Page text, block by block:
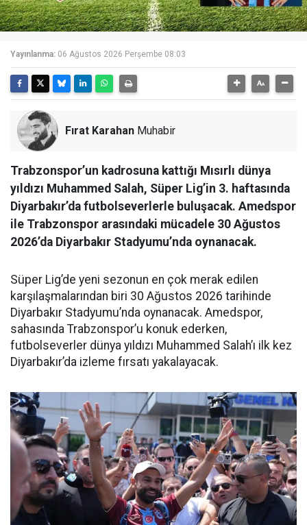
Yayınlanma: 06 Ağustos 2026 Perşembe 08:03
Fırat Karahan Muhabir
Trabzonspor’un kadrosuna kattığı Mısırlı dünya
yıldızı Muhammed Salah, Süper Lig’in 3. haftasında
Diyarbakır’da futbolseverlerle buluşacak. Amedspor
ile Trabzonspor arasındaki mücadele 30 Ağustos
2026’da Diyarbakır Stadyumu’nda oynanacak.
Süper Lig’de yeni sezonun en çok merak edilen
karşılaşmalarından biri 30 Ağustos 2026 tarihinde
Diyarbakır Stadyumu’nda oynanacak. Amedspor,
sahasında Trabzonspor’u konuk ederken,
futbolseverler dünya yıldızı Muhammed Salah’ı ilk kez
Diyarbakır’da izleme fırsatı yakalayacak.